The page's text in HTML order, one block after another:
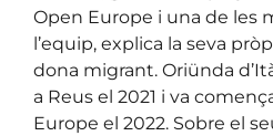
Open Europe i una de les
l’equip, explica la seva
dona migrant. Oriünda
a Reus el 2021 i va
Europe el 2022. Sobre el